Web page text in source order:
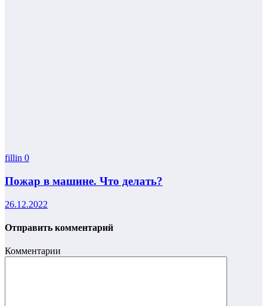
fillin 0
Пожар в машине. Что делать?
26.12.2022
Отправить комментарий
Комментарии